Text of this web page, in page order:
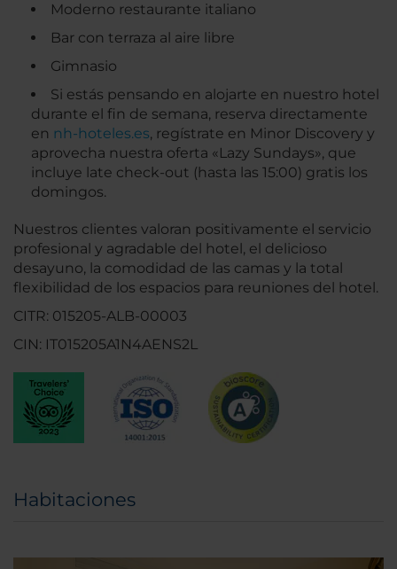
Moderno restaurante italiano
Bar con terraza al aire libre
Gimnasio
Si estás pensando en alojarte en nuestro hotel
durante el fin de semana, reserva directamente
en nh-hoteles.es, regístrate en Minor Discovery y
aprovecha nuestra oferta «Lazy Sundays», que
incluye late check-out (hasta las 15:00) gratis los
domingos.
Nuestros clientes valoran positivamente el servicio
profesional y agradable del hotel, el delicioso
desayuno, la comodidad de las camas y la total
flexibilidad de los espacios para reuniones del hotel.
CITR: 015205-ALB-00003
CIN: IT015205A1N4AENS2L
Habitaciones